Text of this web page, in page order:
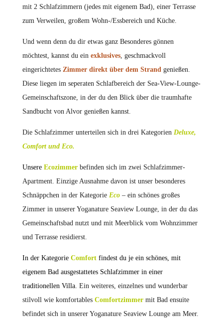
mit 2 Schlafzimmern (jedes mit eigenem Bad), einer Terrasse
zum Verweilen, großem Wohn-/Essbereich und Küche.
Und wenn denn du dir etwas ganz Besonderes gönnen
möchtest, kannst du ein exklusives, geschmackvoll
eingerichtetes Zimmer direkt über dem Strandgenießen.
Diese liegen im seperaten Schlafbereich der Sea-View-Lounge-
Gemeinschaftszone, in der du den Blick über die traumhafte
Sandbucht von Alvor genießen kannst.
Die Schlafzimmer unterteilen sich in drei KategorienDeluxe,
Comfort und Eco.
Unsere Ecozimmerbefinden sich im zwei Schlafzimmer-
Apartment. Einzige Ausnahme davon ist unser besonderes
Schnäppchen in der Kategorie Eco – ein schönes großes
Zimmer in unserer Yoganature Seaview Lounge, in der du das
Gemeinschaftsbad nutzt und mit Meerblick vom Wohnzimmer
und Terrasse residierst.
In der Kategorie Comfort findest du je ein schönes, mit
eigenem Bad ausgestattetes Schlafzimmer in einer
traditionellen Villa. Ein weiteres, einzelnes und wunderbar
stilvoll wie komfortables Comfortzimmer mit Bad ensuite
befindet sich in unserer Yoganature Seaview Lounge am Meer.